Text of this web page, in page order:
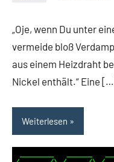
„Oje, wenn Du unter
vermeide bloß
aus einem Heizdraht
Nickel enthält.“ Eine
Weiterlesen